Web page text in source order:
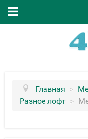
Главная >
Разное лофт >